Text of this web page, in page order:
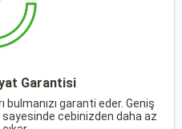
Garantisi
garanti eder. Geniş
sayesinde cebinizden daha az